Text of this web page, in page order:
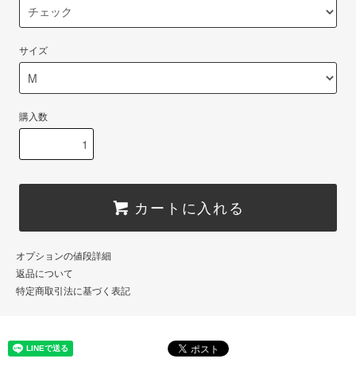
サイズ
購入数
カートに入れる
オプションの値段詳細
返品について
特定商取引法に基づく表記